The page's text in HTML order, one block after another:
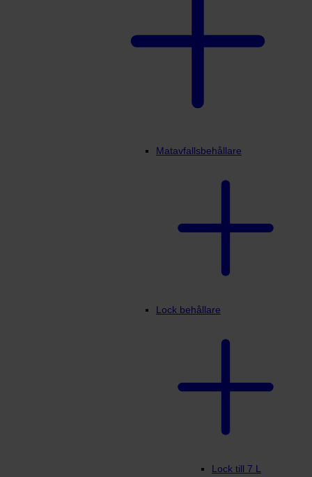
Matavfallsbehållare
Lock behållare
Lock till 7 L